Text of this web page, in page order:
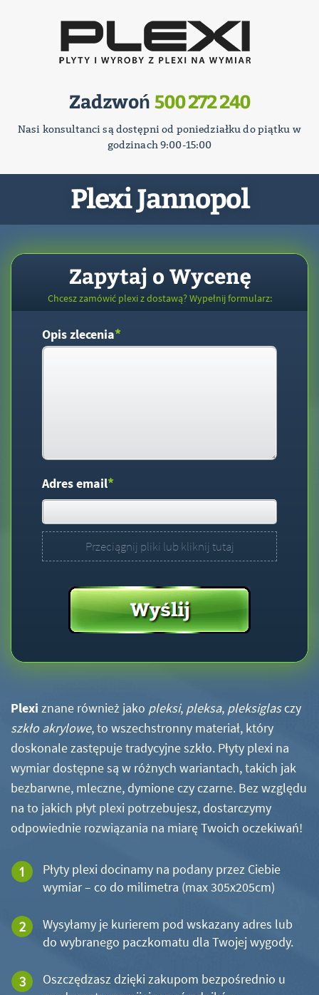
Zadzwoń 500 272 240
Nasi konsultanci są dostępni od poniedziałku do piątku w
godzinach 9:00-15:00
Plexi Jannopol
Zapytaj o Wycenę
Chcesz zamówić plexi z dostawą? Wypełnij formularz:
Opis zlecenia*
Adres email*
Przeciągnij pliki lub kliknij tutaj
Plexi znane również jako pleksi, pleksa, pleksiglasczy
szkło akrylowe, to wszechstronny materiał, który
doskonale zastępuje tradycyjne szkło. Płyty plexi na
wymiar dostępne są w różnych wariantach, takich jak
bezbarwne, mleczne, dymione czy czarne. Bez względu
na to jakich płyt plexi potrzebujesz, dostarczymy
odpowiednie rozwiązania na miarę Twoich oczekiwań!
Płyty plexi docinamy na podany przez Ciebie
wymiar – co do milimetra (max 305x205cm)
Wysyłamy je kurierem pod wskazany adres lub
do wybranego paczkomatu dla Twojej wygody.
Oszczędzasz dzięki zakupom bezpośrednio u